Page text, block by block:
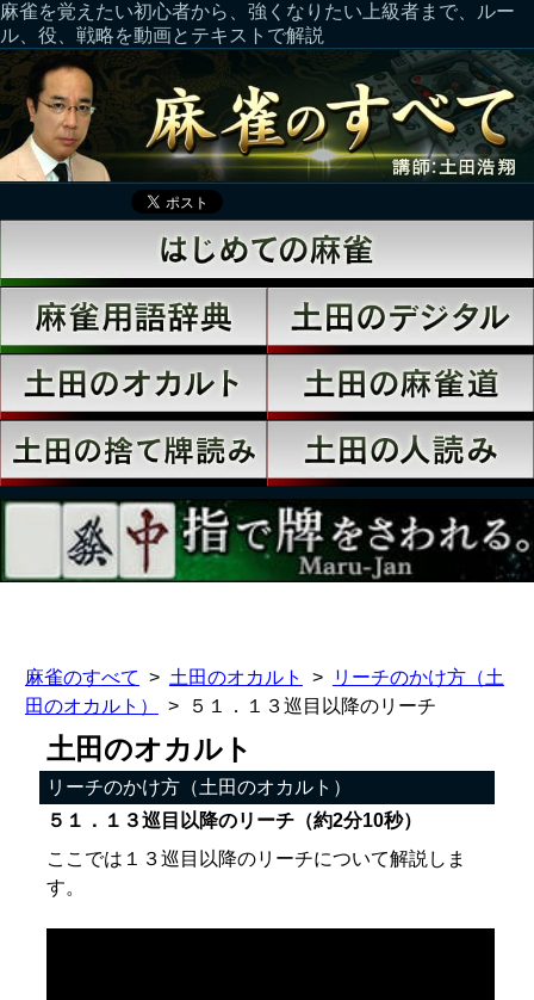
麻雀を覚えたい初心者から、強くなりたい上級者まで、ルー
ル、役、戦略を動画とテキストで解説
麻雀のすべて 土田のオカルト
リーチのかけ方（土
田のオカルト）
５１．１３巡目以降のリーチ
土田のオカルト
リーチのかけ方（土田のオカルト）
５１．１３巡目以降のリーチ（約2分10秒）
ここでは１３巡目以降のリーチについて解説しま
す。